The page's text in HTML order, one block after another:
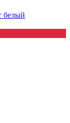
белый